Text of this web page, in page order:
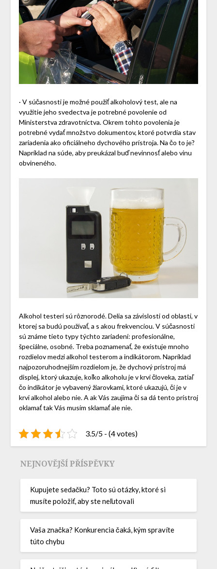
· V súčasnosti je možné použiť alkoholový test, ale na
využitie jeho svedectva je potrebné povolenie od
Ministerstva zdravotníctva. Okrem tohto povolenia je
potrebné vydať množstvo dokumentov, ktoré potvrdia stav
zariadenia ako oficiálneho dychového prístroja. Na čo to je?
Napríklad na súde, aby preukázal buď nevinnosť alebo vinu
obvineného.
Alkohol testeri sú rôznorodé. Delia sa závislosti od oblasti, v
ktorej sa budú používať, a s akou frekvenciou. V súčasnosti
sú známe tieto typy týchto zariadení: profesionálne,
špeciálne, osobné. Treba poznamenať, že existuje mnoho
rozdielov medzi alkohol testerom a indikátorom. Napríklad
najpozoruhodnejším rozdielom je, že dychový prístroj má
displej, ktorý ukazuje, koľko alkoholu je v krvi človeka, zatiaľ
čo indikátor je vybavený žiarovkami, ktoré ukazujú, či je v
krvi alkohol alebo nie. A ak Vás zaujíma či sa dá tento prístroj
oklamať tak Vás musím sklamať ale nie.
3.5/5 - (4 votes)
NEJNOVĚJŠÍ PŘÍSPĚVKY
Kupujete sedačku? Toto sú otázky, ktoré si
musíte položiť, aby ste neľutovali
Vaša značka? Konkurencia čaká, kým spravíte
túto chybu